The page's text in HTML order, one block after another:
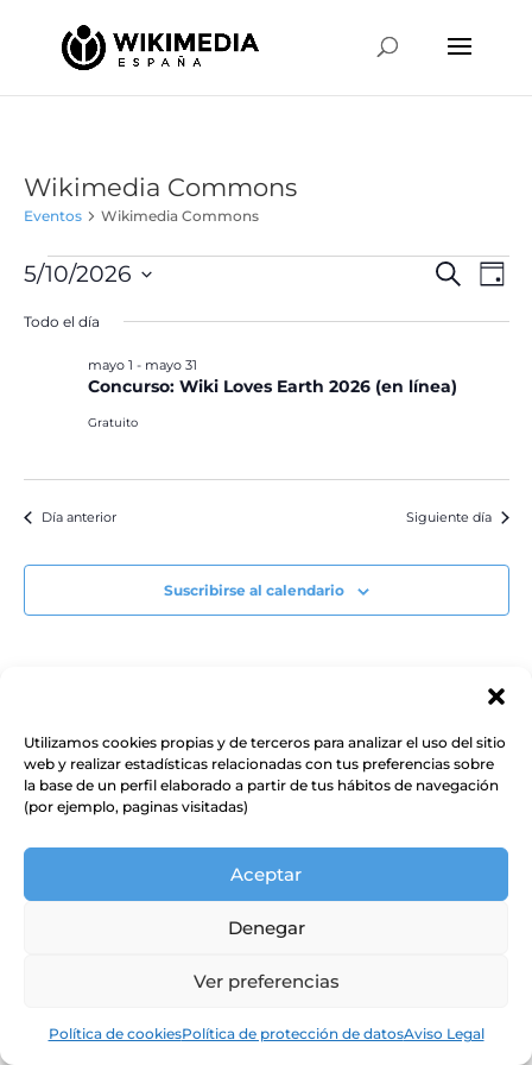
Utilizamos cookies propias y de terceros para analizar el uso del sitio
web y realizar estadísticas relacionadas con tus preferencias sobre
la base de un perfil elaborado a partir de tus hábitos de navegación
(por ejemplo, paginas visitadas)
Aceptar
Denegar
Ver preferencias
Política de cookiesPolítica de protección de datosAviso Legal
Wikimedia Commons
Eventos Wikimedia Commons
Eventos
mayo
2026
vistas
Buscar
de
Día
5/10/2026
la
Todo el día
Concurso: Wiki Loves Earth 2026 (en línea)
mayo 1 - mayo 31
Gratuito
Día anterior Siguiente día
Suscribirse al calendario